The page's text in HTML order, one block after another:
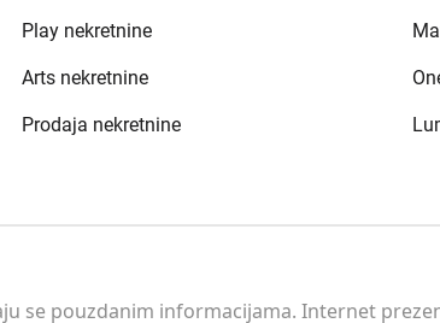
se pouzdanim informacijama. Internet
Play nekretnine
Arts nekretnine
Prodaja nekretnine